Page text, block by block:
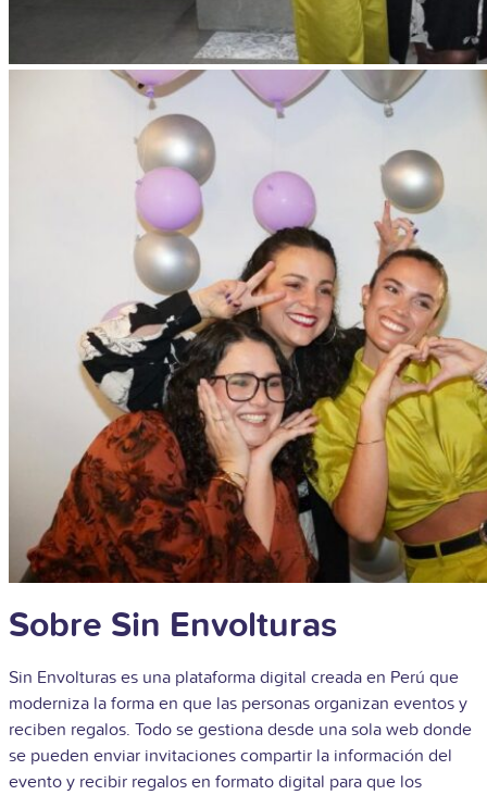
Sobre Sin Envolturas
Sin Envolturas es una plataforma digital creada en Perú que
moderniza la forma en que las personas organizan eventos y
reciben regalos. Todo se gestiona desde una sola web donde
se pueden enviar invitaciones compartir la información del
evento y recibir regalos en formato digital para que los